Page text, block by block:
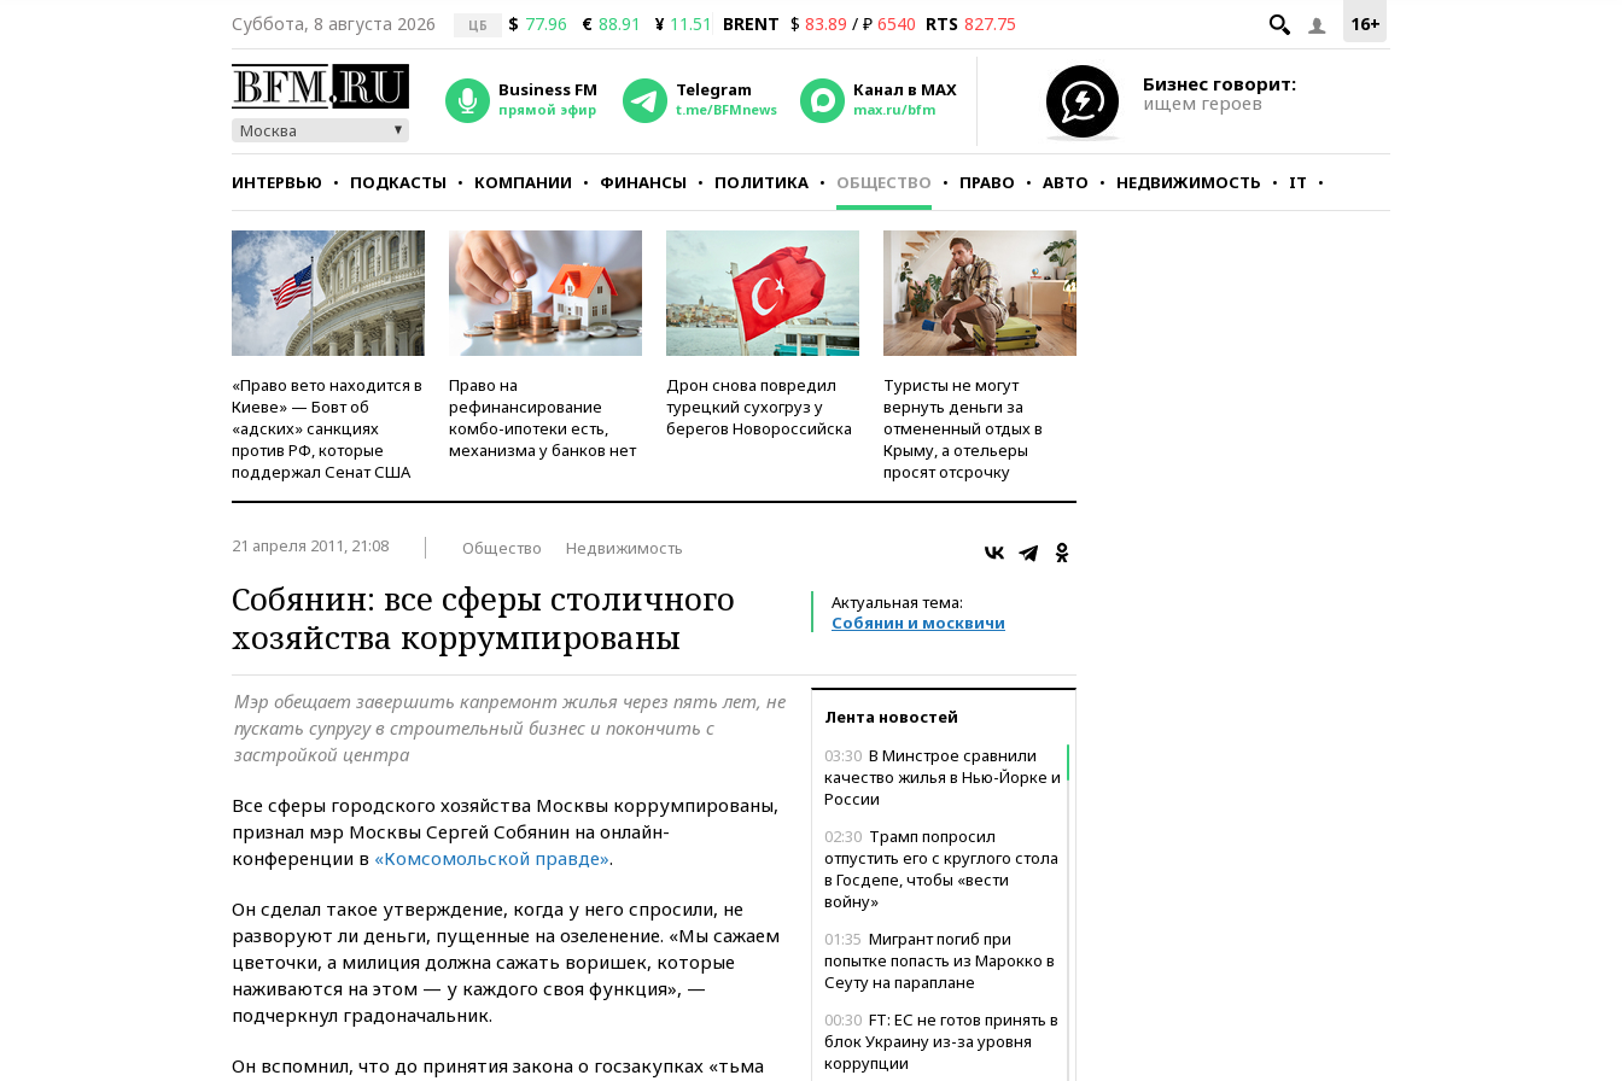
16+
Суббота, 8 августа 2026 ЦБ $ 77.96 € 88.91 ¥ 11.51 BRENT $ 83.89 / ₽ 6540 RTS 827.75
Москва
Business FM
прямой эфир
Telegram
t.me/BFMnews
Канал в MAX
max.ru/bfm
Бизнес говорит:
ищем героев
ИНТЕРВЬЮ ПОДКАСТЫ КОМПАНИИ ФИНАНСЫ ПОЛИТИКА ОБЩЕСТВО ПРАВО АВТО НЕДВИЖИМОСТЬ IT
СТИЛЬ ТЕСТЫ
«Право вето находится в
Киеве» — Бовт об
«адских» санкциях
против РФ, которые
поддержал Сенат США
Право на
рефинансирование
комбо-ипотеки есть,
механизма у банков нет
Дрон снова повредил
турецкий сухогруз у
берегов Новороссийска
Туристы не могут
вернуть деньги за
отмененный отдых в
Крыму, а отельеры
просят отсрочку
21 апреля 2011, 21:08 Общество Недвижимость
Актуальная тема:
Собянин и москвичи
Собянин: все сферы столичного
хозяйства коррумпированы
Лента новостей
03:30 В Минстрое сравнили
качество жилья в Нью-Йорке и
России
02:30 Трамп попросил
отпустить его с круглого стола
в Госдепе, чтобы «вести
войну»
01:35 Мигрант погиб при
попытке попасть из Марокко в
Сеуту на параплане
00:30 FT: ЕС не готов принять в
блок Украину из-за уровня
коррупции
Мэр обещает завершить капремонт жилья через пять лет, не
пускать супругу в строительный бизнес и покончить с
застройкой центра
Все сферы городского хозяйства Москвы коррумпированы,
признал мэр Москвы Сергей Собянин на онлайн-
конференции в «Комсомольской правде».
Он сделал такое утверждение, когда у него спросили, не
разворуют ли деньги, пущенные на озеленение. «Мы сажаем
цветочки, а милиция должна сажать воришек, которые
наживаются на этом — у каждого своя функция», —
подчеркнул градоначальник.
Он вспомнил, что до принятия закона о госзакупках «тьма